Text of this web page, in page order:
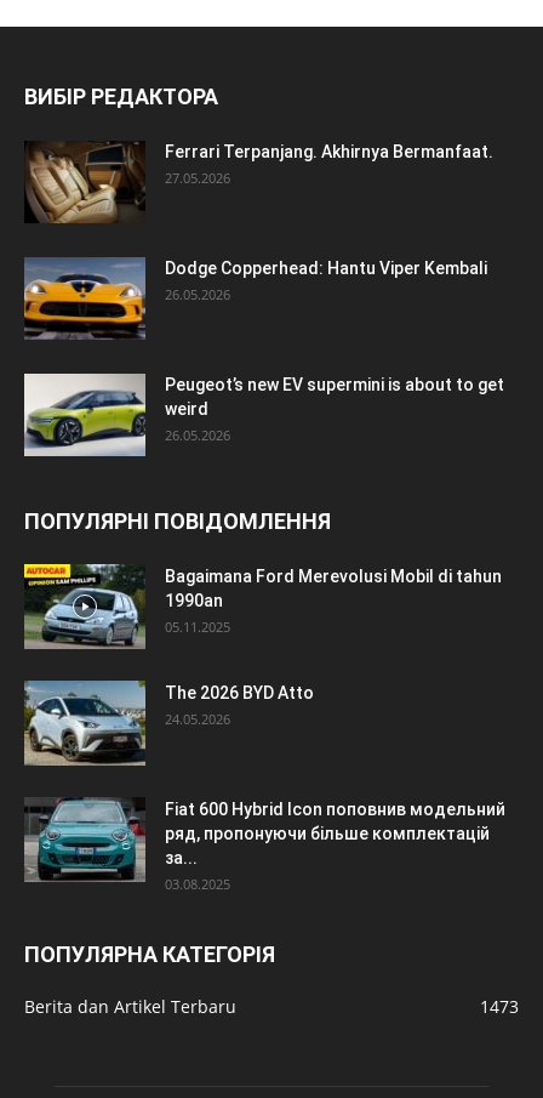
ВИБІР РЕДАКТОРА
Ferrari Terpanjang. Akhirnya Bermanfaat.
27.05.2026
Dodge Copperhead: Hantu Viper Kembali
26.05.2026
Peugeot’s new EV supermini is about to get
weird
26.05.2026
ПОПУЛЯРНІ ПОВІДОМЛЕННЯ
Bagaimana Ford Merevolusi Mobil di tahun
1990an
05.11.2025
The 2026 BYD Atto
24.05.2026
Fiat 600 Hybrid Icon поповнив модельний
ряд, пропонуючи більше комплектацій
за...
03.08.2025
ПОПУЛЯРНА КАТЕГОРІЯ
Berita dan Artikel Terbaru 1473